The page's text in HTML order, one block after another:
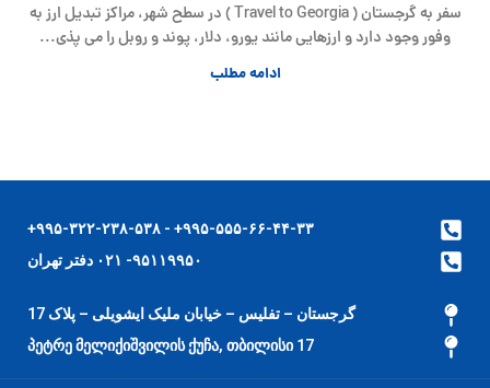
سفر به گرجستان ( Travel to Georgia ) در سطح شهر، مراکز تبدیل ارز به
وفور وجود دارد و ارزهایی مانند یورو، دلار، پوند و روبل را می پذی...
ادامه مطلب
۹۹۵-۵۵۵-۶۶-۴۴-۳۳+ - ۹۹۵-۳۲۲-۲۳۸-۵۳۸+
۹۵۱۱۹۹۵۰- ۰۲۱ دفتر تهران
گرجستان – تفلیس – خیابان ملیک ایشویلی – پلاک 17
17 პეტრე მელიქიშვილის ქუჩა, თბილისი